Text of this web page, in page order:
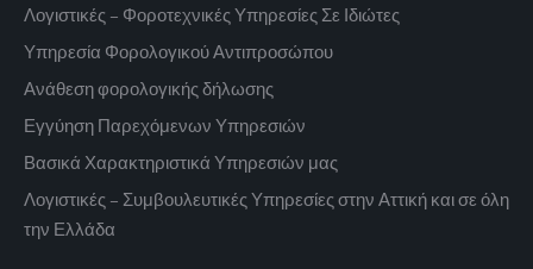
Λογιστικές – Φοροτεχνικές Υπηρεσίες Σε Ιδιώτες
Υπηρεσία Φορολογικού Αντιπροσώπου
Ανάθεση φορολογικής δήλωσης
Εγγύηση Παρεχόμενων Υπηρεσιών
Βασικά Χαρακτηριστικά Υπηρεσιών μας
Λογιστικές – Συμβουλευτικές Υπηρεσίες στην Αττική και σε όλη
την Ελλάδα